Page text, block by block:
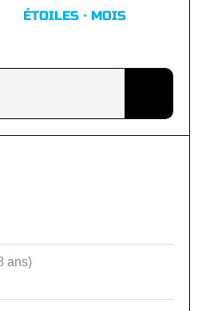
ÉTOILES · MOIS
ans)